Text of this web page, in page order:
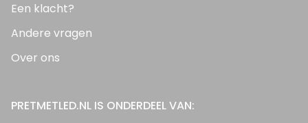
Een klacht?
Andere vragen
Over ons
PRETMETLED.NL IS ONDERDEEL VAN: